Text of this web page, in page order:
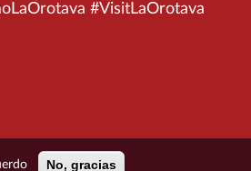
#VisitLaOrotava
No, gracias